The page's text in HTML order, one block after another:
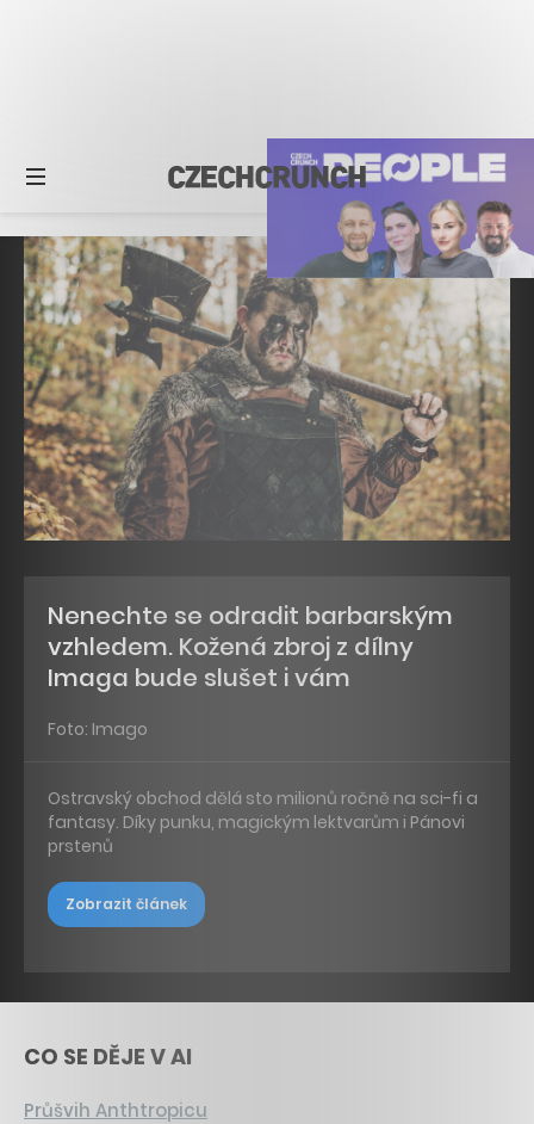
Nenechte se odradit barbarským
vzhledem. Kožená zbroj z dílny
Imaga bude slušet i vám
Foto: Imago
Ostravský obchod dělá sto milionů ročně na sci-fi a
fantasy. Díky punku, magickým lektvarům i Pánovi
prstenů
Zobrazit článek
CO SE DĚJE V AI
Průšvih Anthtropicu